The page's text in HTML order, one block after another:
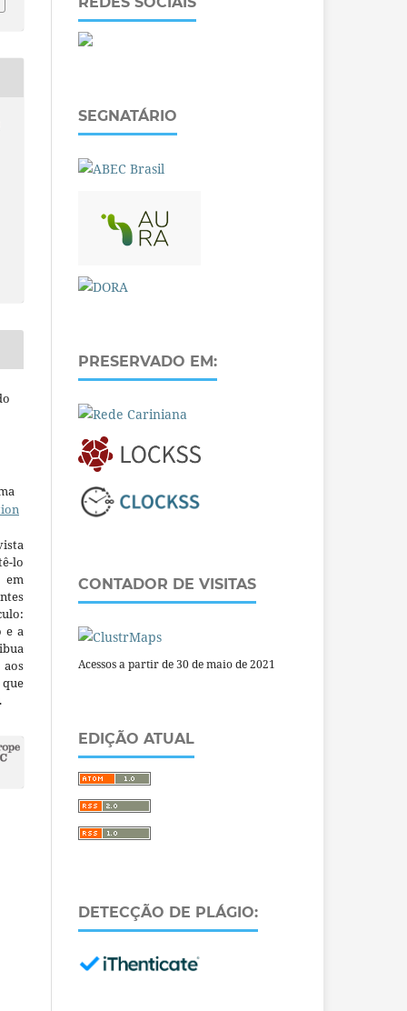
lo
em
e a
SEGNATÁRIO
PRESERVADO EM:
CONTADOR DE VISITAS
Acessos a partir de 30 de maio de 2021
EDIÇÃO ATUAL
DETECÇÃO DE PLÁGIO: